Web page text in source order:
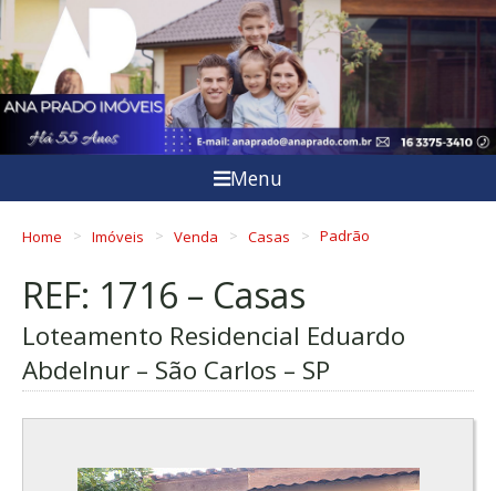
Menu
Home Imóveis Venda Casas Padrão
REF: 1716 – Casas
Loteamento Residencial Eduardo
Abdelnur – São Carlos – SP